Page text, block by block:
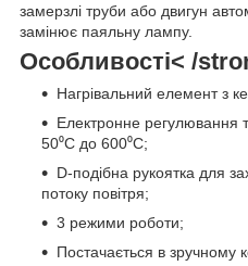
замерзлі труби або двигун
замінює паяльну лампу.
Особливості< /
Нагрівальний елемент з
Електронне регулювання
50⁰С до 600⁰С;
D-подібна рукоятка для
потоку повітря;
3 режими роботи;
Постачається в зручному